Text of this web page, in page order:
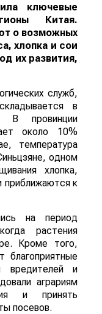
ключевые
Китая.
о возможных
хлопка и сои
их развития,
служб,
в
В провинции
около 10%
температура
одном
хлопка,
приближаются к
на период
растения
Кроме того,
благоприятные
вредителей и
аграриям
и принять
посевов.